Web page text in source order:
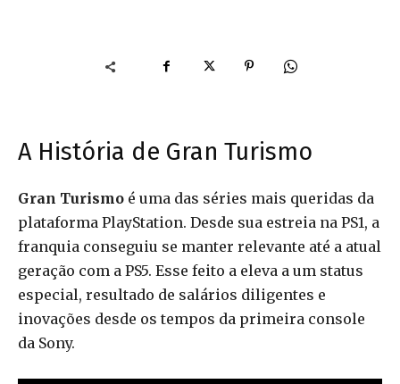
A História de Gran Turismo
Gran Turismo é uma das séries mais queridas da
plataforma PlayStation. Desde sua estreia na PS1, a
franquia conseguiu se manter relevante até a atual
geração com a PS5. Esse feito a eleva a um status
especial, resultado de salários diligentes e
inovações desde os tempos da primeira console
da Sony.